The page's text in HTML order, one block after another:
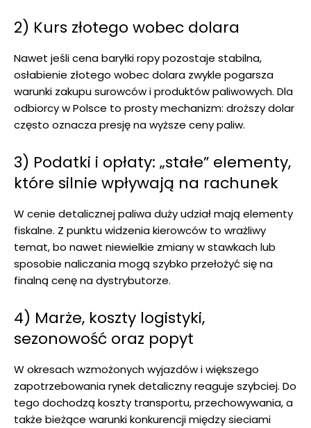
2) Kurs złotego wobec dolara
Nawet jeśli cena baryłki ropy pozostaje stabilna,
osłabienie złotego wobec dolara zwykle pogarsza
warunki zakupu surowców i produktów paliwowych. Dla
odbiorcy w Polsce to prosty mechanizm: droższy dolar
często oznacza presję na wyższe ceny paliw.
3) Podatki i opłaty: „stałe” elementy,
które silnie wpływają na rachunek
W cenie detalicznej paliwa duży udział mają elementy
fiskalne. Z punktu widzenia kierowców to wrażliwy
temat, bo nawet niewielkie zmiany w stawkach lub
sposobie naliczania mogą szybko przełożyć się na
finalną cenę na dystrybutorze.
4) Marże, koszty logistyki,
sezonowość oraz popyt
W okresach wzmożonych wyjazdów i większego
zapotrzebowania rynek detaliczny reaguje szybciej. Do
tego dochodzą koszty transportu, przechowywania, a
także bieżące warunki konkurencji między sieciami